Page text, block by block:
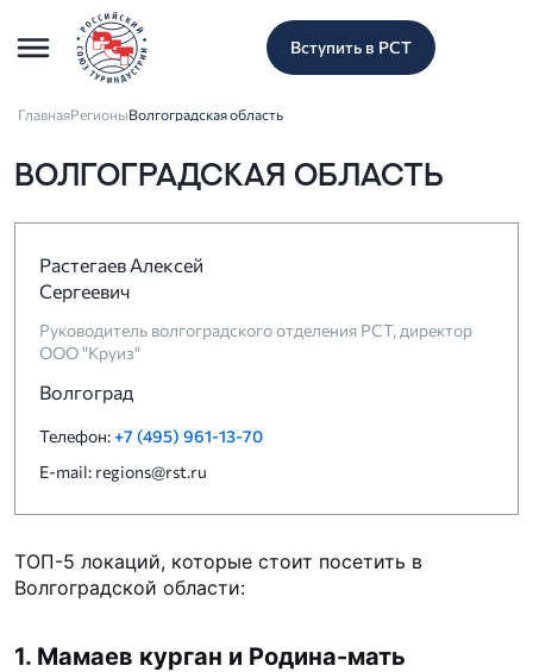
Вступить в РСТ
ГлавнаяРегионыВолгоградская область
ВОЛГОГРАДСКАЯ ОБЛАСТЬ
Растегаев Алексей
Сергеевич
Руководитель волгоградского отделения РСТ, директор
ООО "Круиз"
Волгоград
Телефон:+7 (495) 961-13-70
E-mail: regions@rst.ru
ТОП-5 локаций, которые стоит посетить в
Волгоградской области:
1. Мамаев курган и Родина-мать